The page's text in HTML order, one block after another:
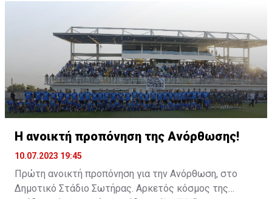
Η ανοικτή προπόνηση της Ανόρθωσης!
10.07.2023 19:45
Πρώτη ανοικτή προπόνηση για την Ανόρθωση, στο
Δημοτικό Στάδιο Σωτήρας. Αρκετός κόσμος της